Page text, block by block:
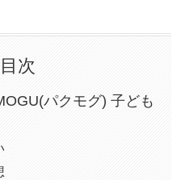
目次
パクモグ) 子ども